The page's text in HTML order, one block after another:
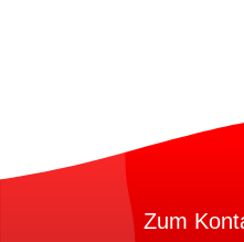
Zum